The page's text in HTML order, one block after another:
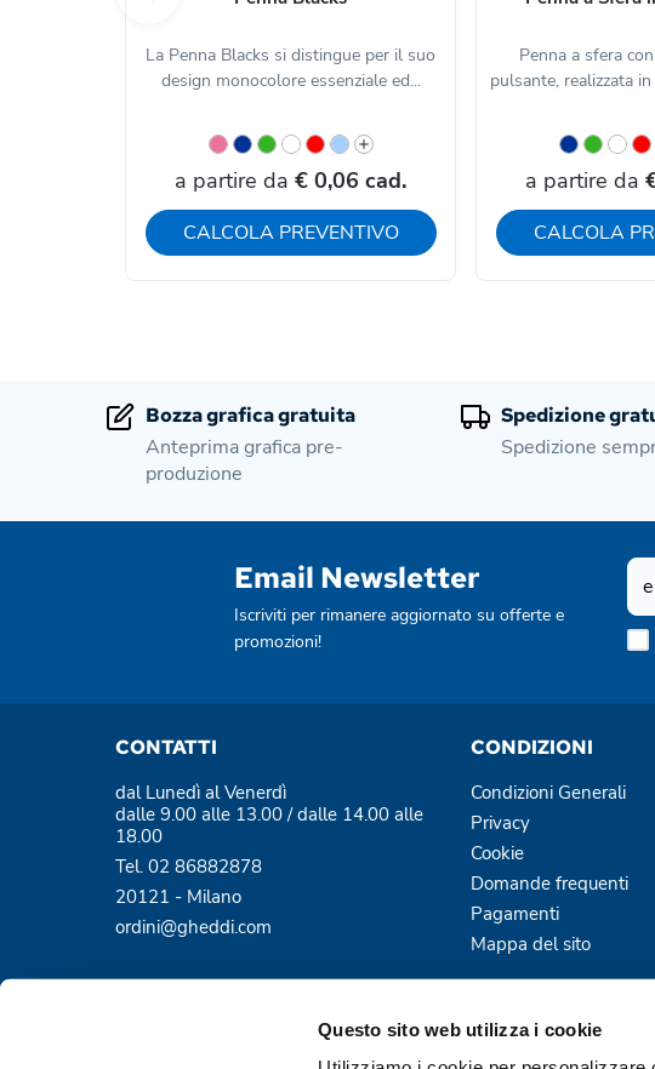
Questo sito web utilizza i cookie
La Penna Blacks si distingue per il suo
design monocolore essenziale ed...
a partire da € 0,06 cad.
CALCOLA PREVENTIVO
Penna a sfera
pulsante, realizzata
a partire da
CALCOLA
Bozza grafica gratuita
Anteprima grafica pre-
produzione
Spedizione
Spedizione
Email Newsletter
Iscriviti per rimanere aggiornato su offerte e
promozioni!
CONTATTI
dal Lunedì al Venerdì
dalle 9.00 alle 13.00 / dalle 14.00 alle
18.00
Tel. 02 86882878
20121 - Milano
ordini@gheddi.com
CONDIZIONI
Condizioni Generali
Privacy
Cookie
Domande frequenti
Pagamenti
Mappa del sito